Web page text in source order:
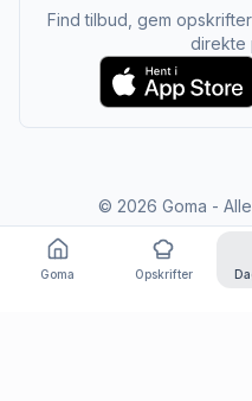
Find tilbud, gem
direkte
© 2026 Goma -
Goma Opskrifter